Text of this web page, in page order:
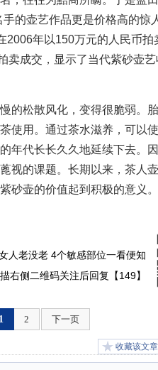
的壶艺作品更是价格高的惊
2006年以150万元的人民币拍
卖成交，显示了当代紫砂壶
松散风化，变得很脆弱。
使用。通过茶水滋养，可以
年代长长久久地延续下去。
视的课题。长期以来，茶人
砂壶的价值起到积极的意义。
人老没老 4个敏感部位一看便知
右侧二维码关注后回复【149】
1 2 下一页
收藏该文章